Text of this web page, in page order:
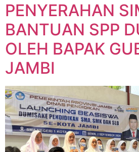
PENYERAHAN
BANTUAN SPP
OLEH BAPAK
JAMBI